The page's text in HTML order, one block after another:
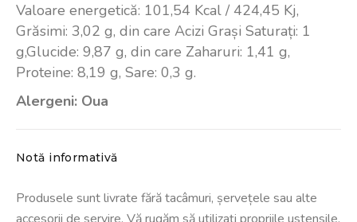
Valoare energetică: 101,54 Kcal / 424,45 Kj,
Grăsimi: 3,02 g, din care Acizi Grași Saturați: 1
g,Glucide: 9,87 g, din care Zaharuri: 1,41 g,
Proteine: 8,19 g, Sare: 0,3 g.
Alergeni: Oua
Notă informativă
Produsele sunt livrate fără tacâmuri, șervețele sau alte